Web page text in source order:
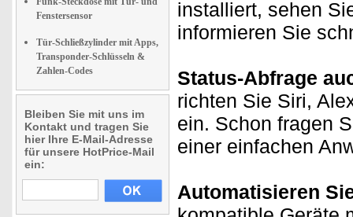
Fenstersensor
Tür-Schließzylinder mit Apps,
Transponder-Schlüsseln &
Zahlen-Codes
Bleiben Sie mit uns im
Kontakt und tragen Sie
hier Ihre E-Mail-Adresse
für unsere HotPrice-Mail
ein:
installiert, sehen
informieren Sie
Status-Abfrage
richten Sie Siri,
ein. Schon fragen
einer einfachen
Automatisieren